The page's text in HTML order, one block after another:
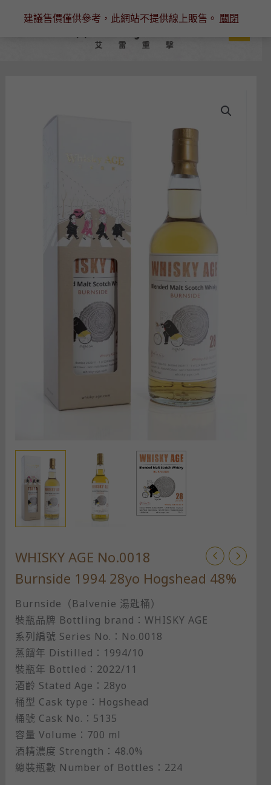
建議售價僅供參考，此網站不提供線上販售。 關閉
WHISKY AGE No.0018
Burnside 1994 28yo Hogshead 48%
Burnside（Balvenie 湯匙桶）
裝瓶品牌 Bottling brand：WHISKY AGE
系列編號 Series No.：No.0018
蒸餾年 Distilled：1994/10
裝瓶年 Bottled：2022/11
酒齡 Stated Age：28yo
桶型 Cask type：Hogshead
桶號 Cask No.：5135
容量 Volume：700 ml
酒精濃度 Strength：48.0%
總裝瓶數 Number of Bottles：224